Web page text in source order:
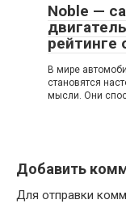
Noble —
рейтинге
В мире
становятся
мысли. Они
Добавить
Для отправки